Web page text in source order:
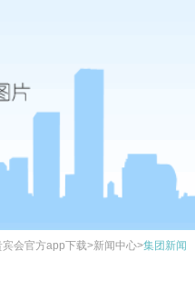
会官方app下载>新闻中心>集团新闻